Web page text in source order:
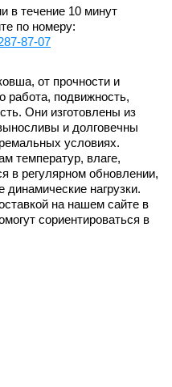
в течение 10 минут
по номеру:
87-07
от прочности и
работа, подвижность,
Они изготовлены из
и долговечны
условиях.
температур, влаге,
в регулярном обновлении,
нагрузки.
на нашем сайте в
сориентироваться в